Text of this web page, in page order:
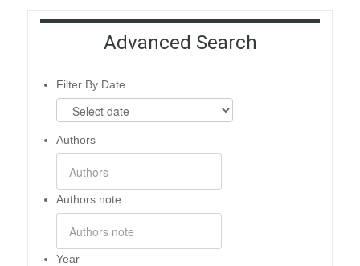
Advanced Search
Filter By Date
Authors
Authors note
Year